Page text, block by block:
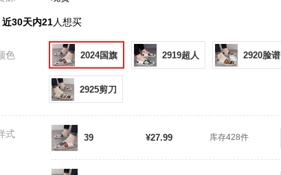
近30天内21人想买
色 2024国旗 2919超人 2920脸谱
2925剪刀
式 39 ¥27.99 库存428件